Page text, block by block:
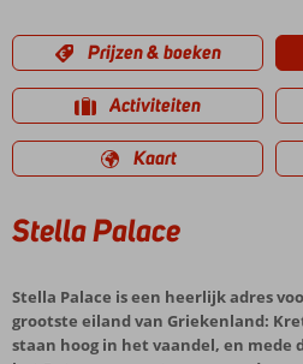
Prijzen & boeken
Activiteiten
Kaart
Stella Palace
Stella Palace is een heerlijk adres
grootste eiland van Griekenland:
staan hoog in het vaandel, en mede